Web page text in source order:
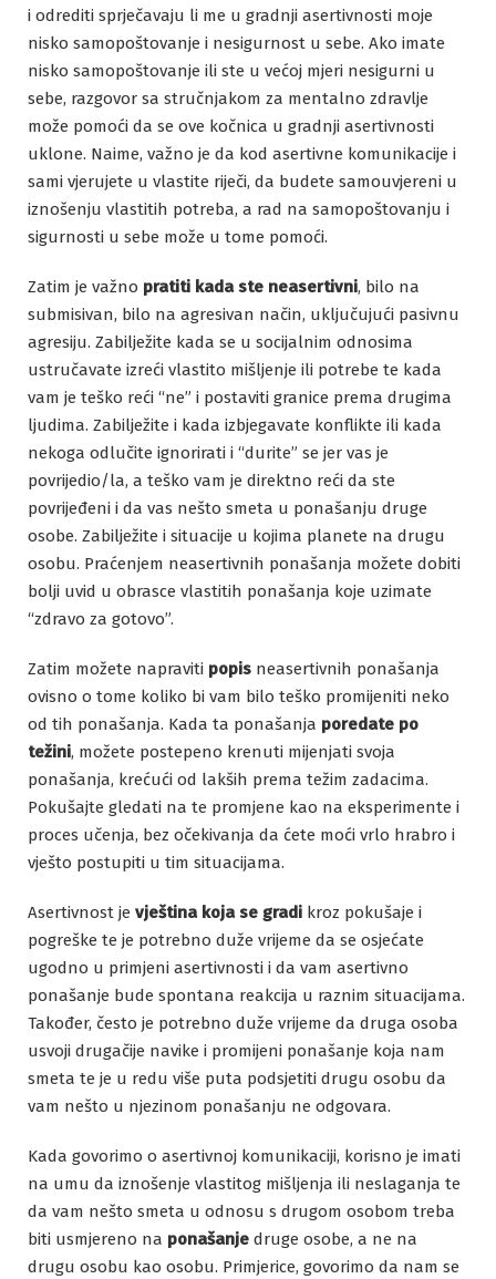
i odrediti sprječavaju li me u gradnji asertivnosti moje
nisko samopoštovanje i nesigurnost u sebe. Ako imate
nisko samopoštovanje ili ste u većoj mjeri nesigurni u
sebe, razgovor sa stručnjakom za mentalno zdravlje
može pomoći da se ove kočnica u gradnji asertivnosti
uklone. Naime, važno je da kod asertivne komunikacije i
sami vjerujete u vlastite riječi, da budete samouvjereni u
iznošenju vlastitih potreba, a rad na samopoštovanju i
sigurnosti u sebe može u tome pomoći.
Zatim je važno pratiti kada ste neasertivni, bilo na
submisivan, bilo na agresivan način, uključujući pasivnu
agresiju. Zabilježite kada se u socijalnim odnosima
ustručavate izreći vlastito mišljenje ili potrebe te kada
vam je teško reći “ne” i postaviti granice prema drugima
ljudima. Zabilježite i kada izbjegavate konflikte ili kada
nekoga odlučite ignorirati i “durite” se jer vas je
povrijedio/la, a teško vam je direktno reći da ste
povrijeđeni i da vas nešto smeta u ponašanju druge
osobe. Zabilježite i situacije u kojima planete na drugu
osobu. Praćenjem neasertivnih ponašanja možete dobiti
bolji uvid u obrasce vlastitih ponašanja koje uzimate
“zdravo za gotovo”.
Zatim možete napraviti popis neasertivnih ponašanja
ovisno o tome koliko bi vam bilo teško promijeniti neko
od tih ponašanja. Kada ta ponašanja poredate po
težini, možete postepeno krenuti mijenjati svoja
ponašanja, krećući od lakših prema težim zadacima.
Pokušajte gledati na te promjene kao na eksperimente i
proces učenja, bez očekivanja da ćete moći vrlo hrabro i
vješto postupiti u tim situacijama.
Asertivnost je vještina koja se gradi kroz pokušaje i
pogreške te je potrebno duže vrijeme da se osjećate
ugodno u primjeni asertivnosti i da vam asertivno
ponašanje bude spontana reakcija u raznim situacijama.
Također, često je potrebno duže vrijeme da druga osoba
usvoji drugačije navike i promijeni ponašanje koja nam
smeta te je u redu više puta podsjetiti drugu osobu da
vam nešto u njezinom ponašanju ne odgovara.
Kada govorimo o asertivnoj komunikaciji, korisno je imati
na umu da iznošenje vlastitog mišljenja ili neslaganja te
da vam nešto smeta u odnosu s drugom osobom treba
biti usmjereno na ponašanje druge osobe, a ne na
drugu osobu kao osobu. Primjerice, govorimo da nam se